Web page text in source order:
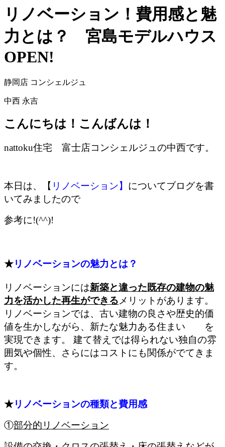
リノベーション！費用感と魅
力とは？ 宮島モデルハウス
OPEN!
静岡店 コンシェルジュ
中西 永吉
こんにちは！こんばんは！
nattoku住宅 富士店コンシェルジュの中西です。
本日は、【 リノベーション】 についてブログを書
いてみましたので
参考に!(^^)!
★リノベーションの魅力とは？
リノベーションには新築と違った既存の建物の魅
力を活かした再生ができる メリットがあります。
リノベーションでは、古い建物の良さや歴史的価
値を生かしながら、新たな魅力ある住まい を
実現できます。 建て替えでは得られない独自の雰
囲気や個性、さらにはコストにも関係がでてきま
す。
★リノベーションの種類と費用感
①部分的リノベーション